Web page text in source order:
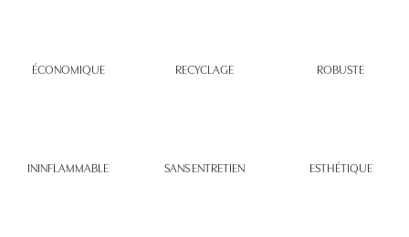
ÉCONOMIQUE RECYCLAGE ROBUSTE
ININFLAMMABLE SANS ENTRETIEN ESTHÉTIQUE